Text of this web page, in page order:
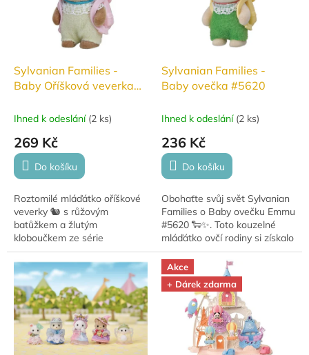
Sylvanian Families -
Baby Oříšková veverka
Ihned k odeslání (2 ks)
269 Kč
Do košíku
Roztomilé mláďátko oříškové
veverky 🐿️ s růžovým
batůžkem a žlutým
kloboučkem ze série
Sylvanian Families je
připravené vyrazit na
procházku a objevovat svět s
kamarády!
Sylvanian Families -
Baby ovečka #5620
Ihned k odeslání (2 ks)
236 Kč
Do košíku
Obohaťte svůj svět Sylvanian
Families o Baby ovečku Emmu
#5620 🐑✨. Toto kouzelné
mláďátko ovčí rodiny si získalo
srdce fanoušků a dokonce
obsadilo 3. místo ve volbách
Sylvanian...
Akce
+ Dárek zdarma